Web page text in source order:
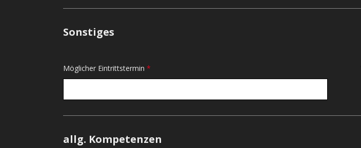
Sonstiges
Möglicher Eintrittstermin *
allg. Kompetenzen